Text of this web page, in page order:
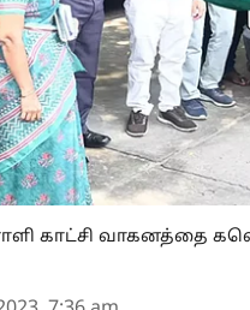
காட்சி வாகனத்தை